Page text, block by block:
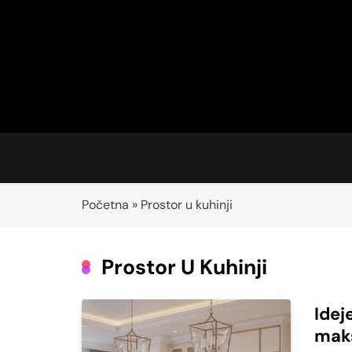
Početna » Prostor u kuhinji
Prostor U Kuhinji